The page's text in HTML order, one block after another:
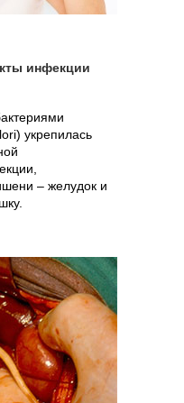
инфекции
укрепилась
– желудок и